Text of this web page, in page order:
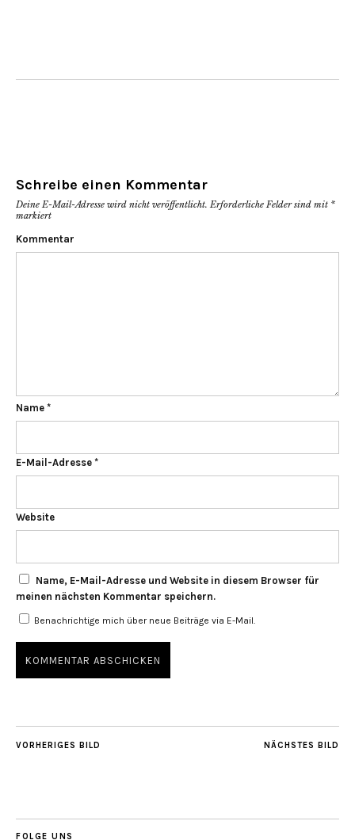
Schreibe einen Kommentar
Deine E-Mail-Adresse wird nicht veröffentlicht. Erforderliche Felder sind mit *
markiert
Kommentar
Name *
E-Mail-Adresse *
Website
Name, E-Mail-Adresse und Website in diesem Browser für
meinen nächsten Kommentar speichern.
Benachrichtige mich über neue Beiträge via E-Mail.
NÄCHSTES BILD
VORHERIGES BILD
FOLGE UNS